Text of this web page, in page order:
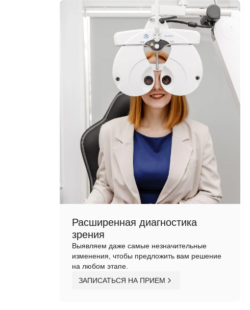
Расширенная диагностика
зрения
Выявляем даже самые незначительные
изменения, чтобы предложить вам решение
на любом этапе.
ЗАПИСАТЬСЯ НА ПРИЕМ